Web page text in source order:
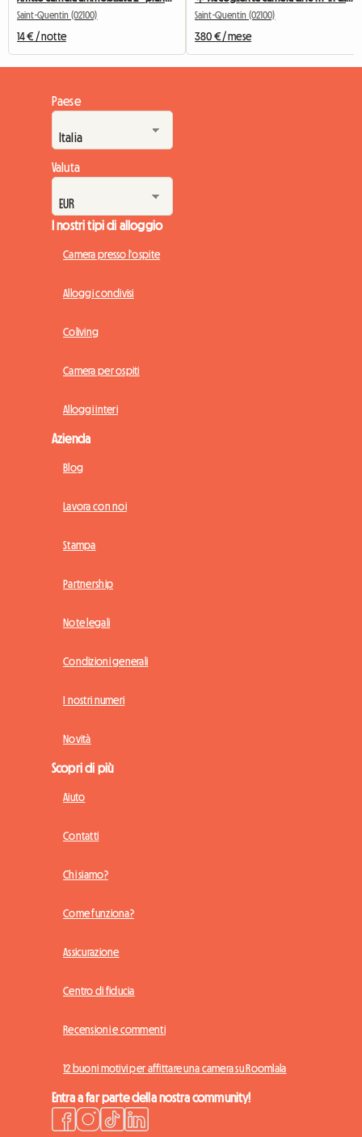
Saint-Quentin (02100)
14 € / notte
Saint-Quentin (02100)
380 € / mese
Paese
Valuta
I nostri tipi di alloggio
Camera presso l'ospite
Alloggi condivisi
Coliving
Camera per ospiti
Alloggi interi
Azienda
Blog
Lavora con noi
Stampa
Partnership
Note legali
Condizioni generali
I nostri numeri
Novità
Scopri di più
Aiuto
Contatti
Chi siamo?
Come funziona?
Assicurazione
Centro di fiducia
Recensioni e commenti
12 buoni motivi per affittare una camera su Roomlala
Entra a far parte della nostra community!